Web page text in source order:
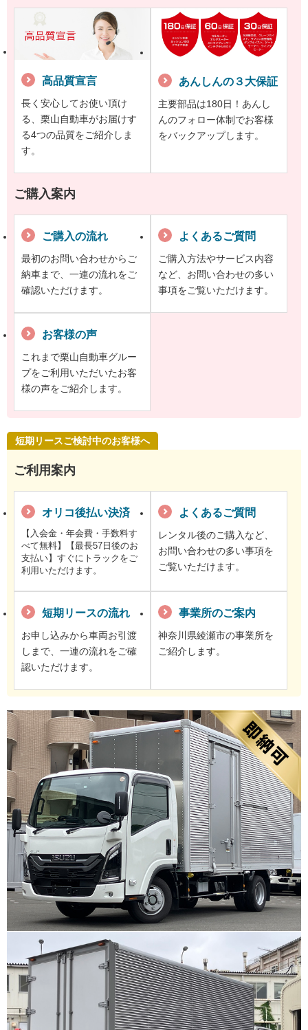
高品質宣言
長く安心してお使い頂け
る、栗山自動車がお届けす
る4つの品質をご紹介しま
す。
あんしんの３大保証
主要部品は180日！あんし
んのフォロー体制でお客様
をバックアップします。
ご購入案内
ご購入の流れ
最初のお問い合わせからご
納車まで、一連の流れをご
確認いただけます。
よくあるご質問
ご購入方法やサービス内容
など、お問い合わせの多い
事項をご覧いただけます。
お客様の声
これまで栗山自動車グルー
プをご利用いただいたお客
様の声をご紹介します。
短期リースご検討中のお客様へ
ご利用案内
オリコ後払い決済
【入会金・年会費・手数料す
べて無料】【最長57日後のお
支払い】すぐにトラックをご
利用いただけます。
よくあるご質問
レンタル後のご購入など、
お問い合わせの多い事項を
ご覧いただけます。
短期リースの流れ
お申し込みから車両お引渡
しまで、一連の流れをご確
認いただけます。
事業所のご案内
神奈川県綾瀬市の事業所を
ご紹介します。